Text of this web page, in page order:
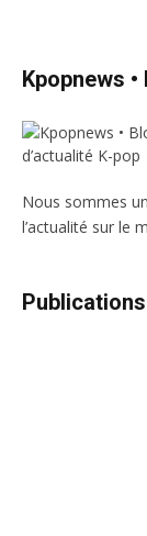
Kpopnews
Nous sommes
l’actualité sur le